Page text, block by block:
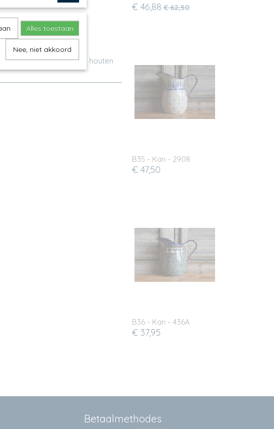
bos bloemen of voor je houten
€ 46,88 € 62,50
B35 - Kan - 2908
€ 47,50
B36 - Kan - 436A
€ 37,95
Betaalmethodes
Alles toestaan
Nee, niet akkoord